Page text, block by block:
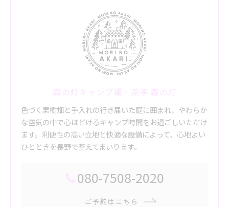
色づく果樹畑と手入れの行き届いた庭に囲まれ、やわらか
な空気の中で心ほどけるキャンプ時間をお過ごしいただけ
ます。利便性の高い立地と快適な設備によって、心地よい
ひとときを長野で整えてまいります。
080-7508-2020
ご予約はこちら